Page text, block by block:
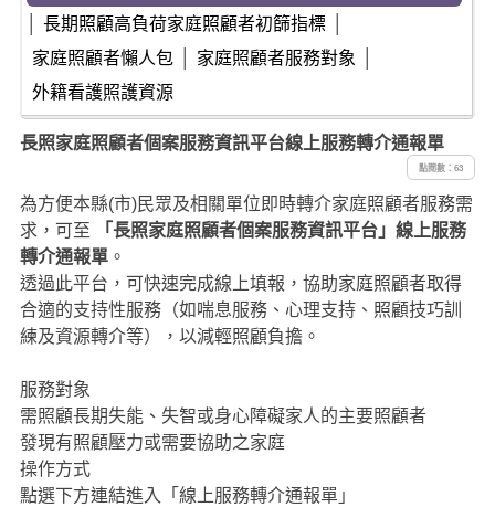
長期照顧高負荷家庭照顧者初篩指標
家庭照顧者懶人包
家庭照顧者服務對象
外籍看護照護資源
長照家庭照顧者個案服務資訊平台線上服務轉介通報單
點閱數：63
為方便本縣(市)民眾及相關單位即時轉介家庭照顧者服務需
求，可至
「長照家庭照顧者個案服務資訊平台」線上服務
轉介通報單。
透過此平台，可快速完成線上填報，協助家庭照顧者取得
合適的支持性服務（如喘息服務、心理支持、照顧技巧訓
練及資源轉介等），以減輕照顧負擔。
服務對象
需照顧長期失能、失智或身心障礙家人的主要照顧者
發現有照顧壓力或需要協助之家庭
操作方式
點選下方連結進入「線上服務轉介通報單」